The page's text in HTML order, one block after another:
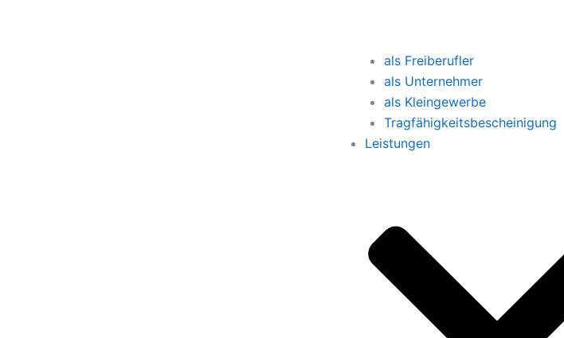
als Freiberufler
als Unternehmer
als Kleingewerbe
Tragfähigkeitsbescheinigung
Leistungen